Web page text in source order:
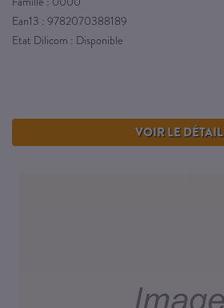
Ean13 : 9782070388189
Etat Dilicom : Disponible
VOIR LE DÉTAIL